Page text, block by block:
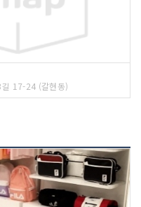
길 17-24 (갈현동)